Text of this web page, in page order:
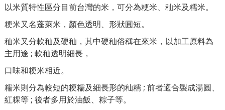
以米質特性區分目前台灣的米，可分為粳米、秈米及糯米。
粳米又名蓬萊米，顏色透明、形狀圓短。
秈米又分軟秈及硬秈，其中硬秈俗稱在來米，以加工原料為
主用途 ; 軟秈透明細長，
口味和粳米相近。
糯米則分為較短的粳糯及細長形的秈糯 ; 前者適合製成湯圓、
紅粿等 ; 後者多用於油飯、粽子等。